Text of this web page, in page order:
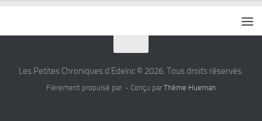
Les Petites Chroniques d'Edelric © 2026. Tous droits réservés.
Fièrement propulsé par - Conçu par Thème Hueman